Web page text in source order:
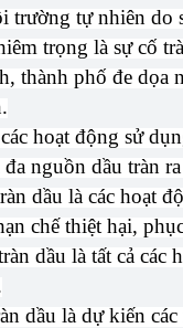
trường tự nhiên
trọng là sự cố
thành phố đe
hoạt động sử
nguồn dầu tràn
dầu là các hoạt
chế thiệt hại,
dầu là tất cả
dầu là dự kiến